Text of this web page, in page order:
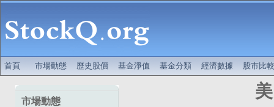
首頁 市場動態 歷史股價 基金淨值 基金分類 經濟數據 股市比較
市場動態